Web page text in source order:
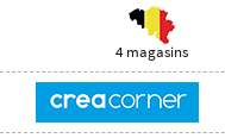
4 magasins